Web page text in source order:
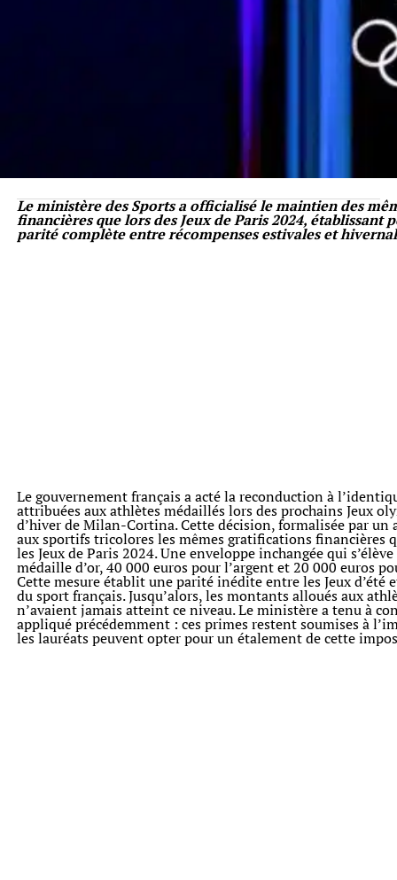
Le ministère des Sports a officialisé le maintien des
financières que lors des Jeux de Paris 2024, établissant
parité complète entre récompenses estivales et
Le gouvernement français a acté la reconduction à
attribuées aux athlètes médaillés lors des prochains Jeux
d’hiver de Milan-Cortina. Cette décision, formalisée par
aux sportifs tricolores les mêmes gratifications financières
les Jeux de Paris 2024. Une enveloppe inchangée qui
médaille d’or, 40 000 euros pour l’argent et 20 000 euros
Cette mesure établit une parité inédite entre les Jeux d’été
du sport français. Jusqu’alors, les montants alloués aux
n’avaient jamais atteint ce niveau. Le ministère a tenu à
appliqué précédemment : ces primes restent soumises à
les lauréats peuvent opter pour un étalement de cette